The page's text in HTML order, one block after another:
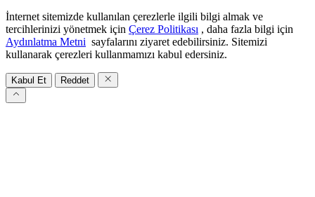
İnternet sitemizde kullanılan çerezlerle ilgili bilgi almak ve
tercihlerinizi yönetmek için Çerez Politikası , daha fazla bilgi için
Aydınlatma Metni sayfalarını ziyaret edebilirsiniz. Sitemizi
kullanarak çerezleri kullanmamızı kabul edersiniz.
Kabul Et Reddet